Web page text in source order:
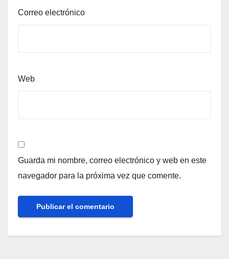
Correo electrónico
Web
Guarda mi nombre, correo electrónico y web en este
navegador para la próxima vez que comente.